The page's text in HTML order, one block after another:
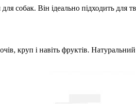
собак. Він ідеально підходить
круп і навіть фруктів.